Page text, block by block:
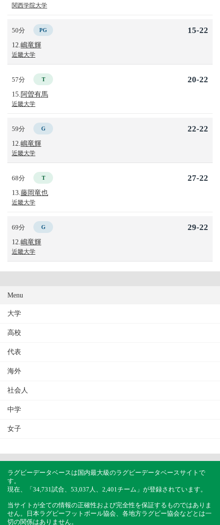
関西学院大学
50分 PG
12. 嶋竜輝
近畿大学
15-22
57分 T
15. 阿曽有馬
近畿大学
20-22
59分 G
12. 嶋竜輝
近畿大学
22-22
68分 T
13. 藤岡竜也
近畿大学
27-22
69分 G
12. 嶋竜輝
近畿大学
29-22
Menu
大学
高校
代表
海外
社会人
中学
女子
ラグビーデータベースは国内最大級のラグビーデータベースサイトで
す。
現在、「34,731試合、53,037人、2,401チーム」が登録されています。
当サイトが全ての情報の正確性および完全性を保証するものではありま
せん。日本ラグビーフットボール協会、各地方ラグビー協会などとは一
切の関係はありません。